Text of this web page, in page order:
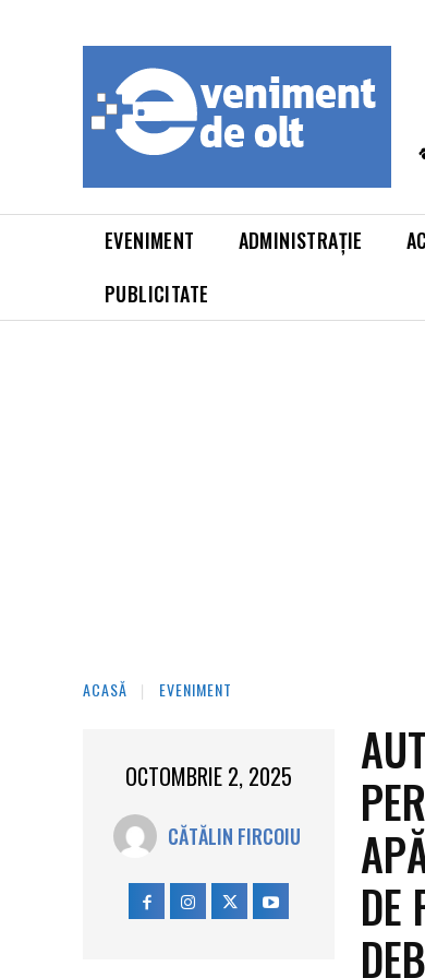
EVENIMENT ADMINISTRAȚIE
PUBLICITATE
ACASĂ EVENIMENT
OCTOMBRIE 2, 2025
CĂTĂLIN FIRCOIU
DE